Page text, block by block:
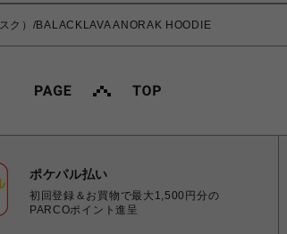
ク）/BALACKLAVA ANORAK HOODIE
ポケパル払い
初回登録＆お買物で最大1,500円分の
PARCOポイント進呈